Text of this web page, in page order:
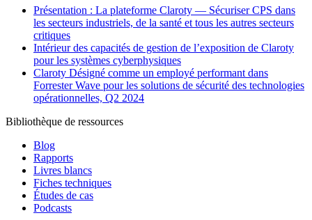
Présentation : La plateforme Claroty — Sécuriser CPS dans
les secteurs industriels, de la santé et tous les autres secteurs
critiques
Intérieur des capacités de gestion de l’exposition de Claroty
pour les systèmes cyberphysiques
Claroty Désigné comme un employé performant dans
Forrester Wave pour les solutions de sécurité des technologies
opérationnelles, Q2 2024
Bibliothèque de ressources
Blog
Rapports
Livres blancs
Fiches techniques
Études de cas
Podcasts